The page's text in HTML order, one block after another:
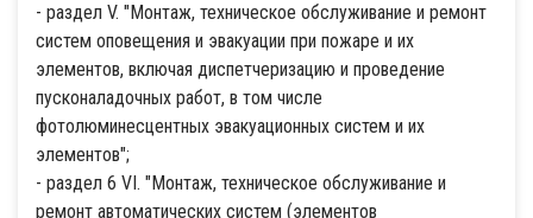
- раздел V. "Монтаж, техническое обслуживание и ремонт
систем оповещения и эвакуации при пожаре и их
элементов, включая диспетчеризацию и проведение
пусконаладочных работ, в том числе
фотолюминесцентных эвакуационных систем и их
элементов";
- раздел 6 VI. "Монтаж, техническое обслуживание и
ремонт автоматических систем (элементов